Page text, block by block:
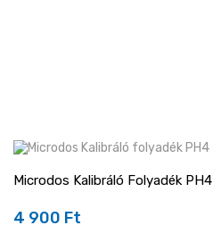
Microdos Kalibráló Folyadék PH4
Ár
4 900 Ft